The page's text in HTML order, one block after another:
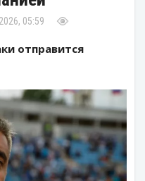
05:59
отправится